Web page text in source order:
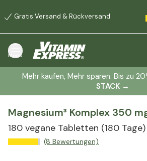
Gratis Versand & Rückversand
Menü
Mehr kaufen, Mehr sparen. Bis zu
STACK →
Magnesium³ Komplex 350
180 vegane Tabletten (180 Tage)
(8 Bewertungen)